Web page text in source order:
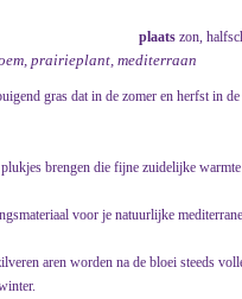
plaats zon,
prairieplant, mediterraan
gras dat in de zomer en herfst in
brengen die fijne zuidelijke
voor je natuurlijke
aren worden na de bloei steeds